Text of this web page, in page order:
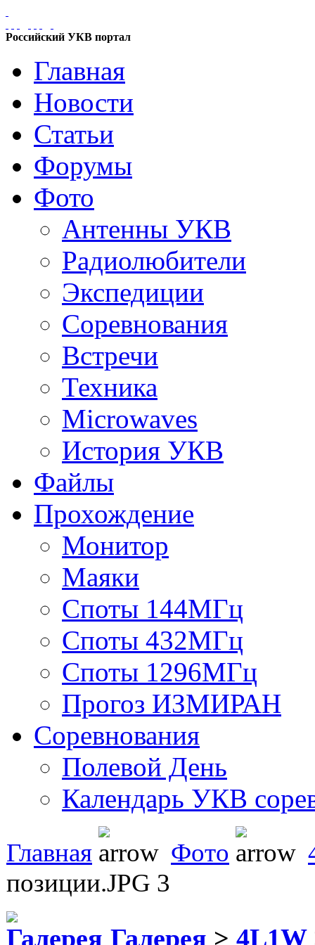
Российский УКВ портал
Главная
Новости
Статьи
Форумы
Фото
Антенны УКВ
Радиолюбители
Экспедиции
Соревнования
Встречи
Техника
Microwaves
История УКВ
Файлы
Прохождение
Монитор
Маяки
Споты 144МГц
Споты 432МГц
Споты 1296МГц
Прогоз ИЗМИРАН
Соревнования
Полевой День
Календарь УКВ
Главная Фото
позиции.JPG 3
Галерея > 4L1W